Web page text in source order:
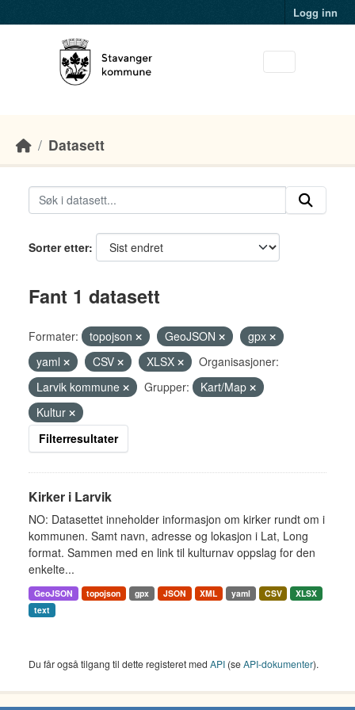
Logg inn
Datasett
Sorter etter
Fant 1 datasett
Formater: topojson GeoJSON
gpx
yaml
CSV XLSX
Organisasjoner:
Larvik kommune
Grupper:
Kart/Map
Kultur
Filterresultater
Kirker i Larvik
NO: Datasettet inneholder informasjon om kirker rundt om i
kommunen. Samt navn, adresse og lokasjon i Lat, Long
format. Sammen med en link til kulturnav oppslag for den
enkelte...
GeoJSON topojson gpx JSON XML yaml CSV
XLSX
text
Du får også tilgang til dette registeret med API (seAPI-dokumenter).